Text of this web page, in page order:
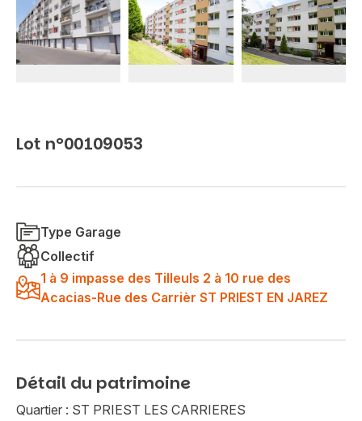
Lot n°00109053
Type Garage
Collectif
1 à 9 impasse des Tilleuls 2 à 10 rue des
Acacias-Rue des Carrièr ST PRIEST EN JAREZ
Détail du patrimoine
Quartier : ST PRIEST LES CARRIERES